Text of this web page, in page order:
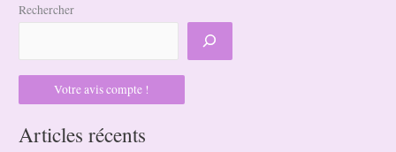
Rechercher
Votre avis compte !
Articles récents